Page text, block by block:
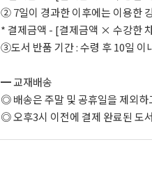
② 7일이 경과한 이후에는 이용한
* 결제금액 - [결제금액 × 수강한
③도서 반품 기간 : 수령 후 10일 이
━ 교재배송
◎ 배송은 주말 및 공휴일을 제외
◎ 오후3시 이전에 결제 완료된 도